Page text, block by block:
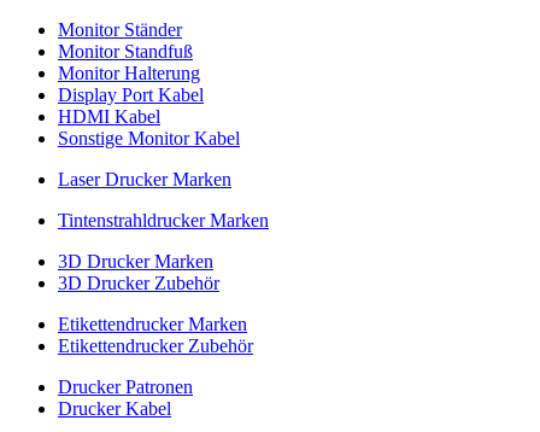
Monitor Ständer
Monitor Standfuß
Monitor Halterung
Display Port Kabel
HDMI Kabel
Sonstige Monitor Kabel
Laser Drucker Marken
Tintenstrahldrucker Marken
3D Drucker Marken
3D Drucker Zubehör
Etikettendrucker Marken
Etikettendrucker Zubehör
Drucker Patronen
Drucker Kabel